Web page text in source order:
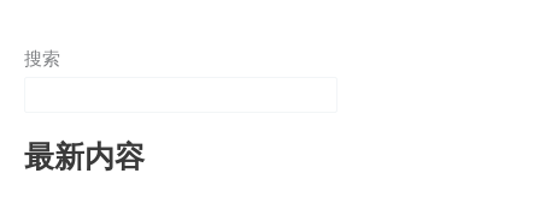
搜索
最新内容